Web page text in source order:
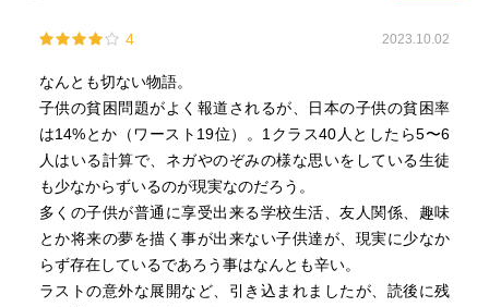
4 2023.10.02
なんとも切ない物語。
子供の貧困問題がよく報道されるが、日本の子供の貧困率
は14%とか（ワースト19位）。1クラス40人としたら5〜6
人はいる計算で、ネガやのぞみの様な思いをしている生徒
も少なからずいるのが現実なのだろう。
多くの子供が普通に享受出来る学校生活、友人関係、趣味
とか将来の夢を描く事が出来ない子供達が、現実に少なか
らず存在しているであろう事はなんとも辛い。
ラストの意外な展開など、引き込まれましたが、読後に残